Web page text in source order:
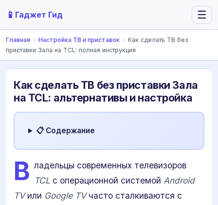
📱 Гаджет Гид ☰
Главная › Настройка ТВ и приставок › Как сделать ТВ без
приставки Зала на TCL: полная инструкция
Как сделать ТВ без приставки Зала
на TCL: альтернативы и настройка
📋 Содержание
В ладельцы современных телевизоров
TCL с операционной системой Android
TVили Google TVчасто сталкиваются с